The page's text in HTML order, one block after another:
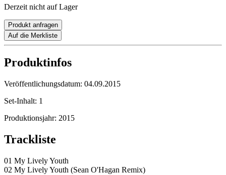
Derzeit nicht auf Lager
Produkt anfragen
Auf die Merkliste
Produktinfos
Veröffentlichungsdatum: 04.09.2015
Set-Inhalt: 1
Produktionsjahr: 2015
Trackliste
01 My Lively Youth
02 My Lively Youth (Sean O'Hagan Remix)